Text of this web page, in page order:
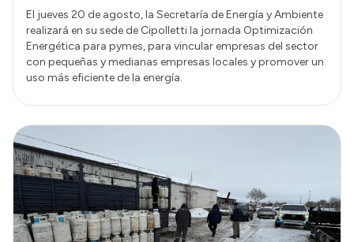
El jueves 20 de agosto, la Secretaría de Energía y Ambiente
realizará en su sede de Cipolletti la jornada Optimización
Energética para pymes, para vincular empresas del sector
con pequeñas y medianas empresas locales y promover un
uso más eficiente de la energía.